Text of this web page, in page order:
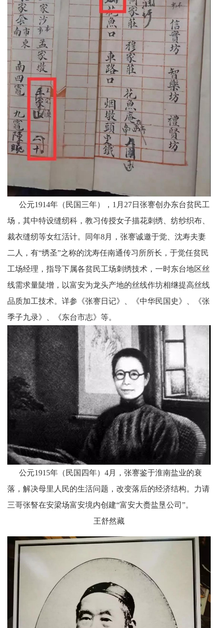
公元1914年（民国三年），1月27日张謇创办东台贫民工
场，其中特设缝纫科，教习传授女子描花刺绣、纺纱织布、
裁衣缝纫等女红活计。同年8月，张謇诚邀于觉、沈寿夫妻
二人，有“绣圣”之称的沈寿任南通传习所所长，于觉任贫民
工场经理，指导下属各贫民工场刺绣技术，一时东台地区丝
线需求量陡增，以富安为龙头产地的丝线作坊相继提高丝线
品质加工技术。详参《张謇日记》、《中华民国史》、《张
季子九录》、《东台市志》等。
公元1915年（民国四年）4月，张謇鉴于淮南盐业的衰
落，解决母里人民的生活问题，改变落后的经济结构。力请
三哥张詧在安梁场富安境内创建“富安大赉盐垦公司”。
王舒然藏